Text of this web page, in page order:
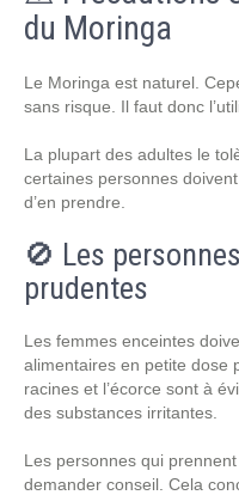
du Moringa
Le Moringa est naturel.
sans risque. Il faut donc
La plupart des adultes le
certaines personnes
d’en prendre.
🚫 Les
prudentes
Les femmes enceintes
alimentaires en petite dose
racines et l’écorce sont à
des substances irritantes.
Les personnes qui
demander conseil. Cela